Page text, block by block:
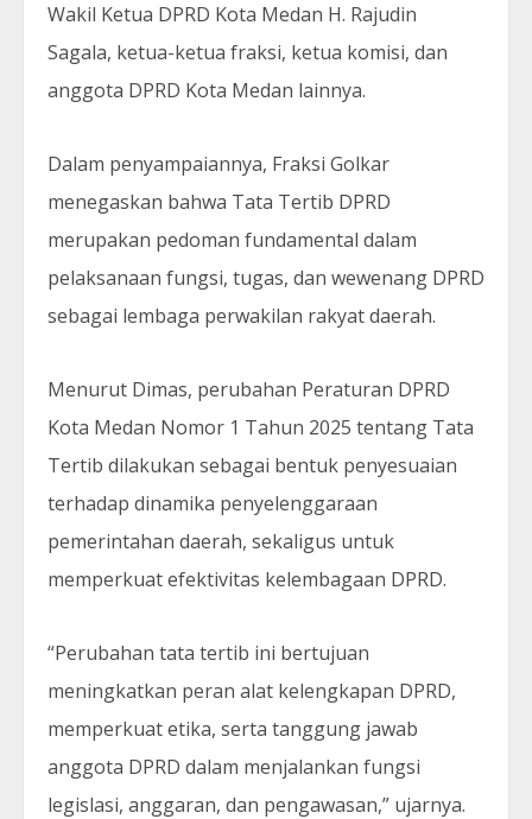
Wakil Ketua DPRD Kota Medan H. Rajudin
Sagala, ketua-ketua fraksi, ketua komisi, dan
anggota DPRD Kota Medan lainnya.
Dalam penyampaiannya, Fraksi Golkar
menegaskan bahwa Tata Tertib DPRD
merupakan pedoman fundamental dalam
pelaksanaan fungsi, tugas, dan wewenang DPRD
sebagai lembaga perwakilan rakyat daerah.
Menurut Dimas, perubahan Peraturan DPRD
Kota Medan Nomor 1 Tahun 2025 tentang Tata
Tertib dilakukan sebagai bentuk penyesuaian
terhadap dinamika penyelenggaraan
pemerintahan daerah, sekaligus untuk
memperkuat efektivitas kelembagaan DPRD.
“Perubahan tata tertib ini bertujuan
meningkatkan peran alat kelengkapan DPRD,
memperkuat etika, serta tanggung jawab
anggota DPRD dalam menjalankan fungsi
legislasi, anggaran, dan pengawasan,” ujarnya.